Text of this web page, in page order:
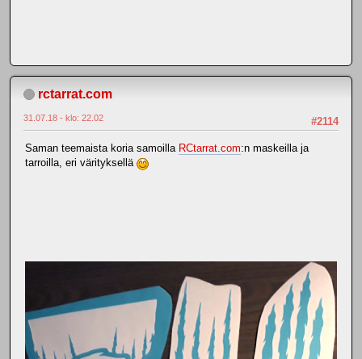
rctarrat.com
#2114
31.07.18 - klo: 22.02
Saman teemaista koria samoilla RCtarrat.com:n maskeilla ja
tarroilla, eri värityksellä